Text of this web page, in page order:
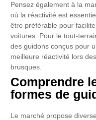
Pensez également à la
où la réactivité est
être préférable pour
voitures. Pour le tout-
des guidons conçus pour
meilleure réactivité lors
brusques.
Comprendre
formes de
Le marché propose